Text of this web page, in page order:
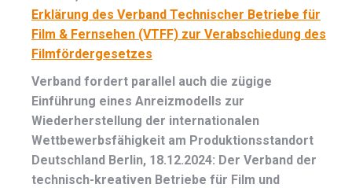
Erklärung des Verband Technischer Betriebe für
Film & Fernsehen (VTFF) zur Verabschiedung des
Filmfördergesetzes
Verband fordert parallel auch die zügige
Einführung eines Anreizmodells zur
Wiederherstellung der internationalen
Wettbewerbsfähigkeit am Produktionsstandort
Deutschland Berlin, 18.12.2024: Der Verband der
technisch-kreativen Betriebe für Film und